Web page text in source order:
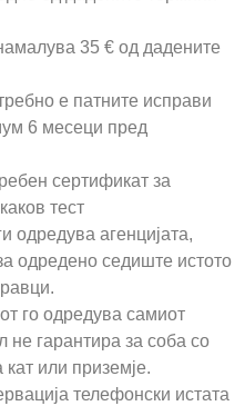
35 € од дадените
е патните исправи
6 месеци пред
сертификат за
тест
одредува агенцијата,
одредено седиште истото
го одредува самиот
гарантира за соба со
или приземје.
телефонски истата